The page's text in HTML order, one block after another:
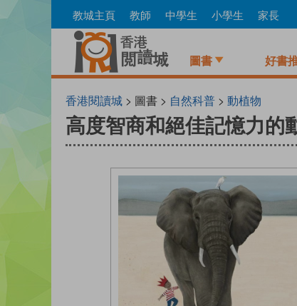
to
教城主頁 教師 中學生 小學生 家長
圖書 好書
香港閱讀城 > 圖書 > 自然科普 > 動植物
高度智商和絕佳記憶力的